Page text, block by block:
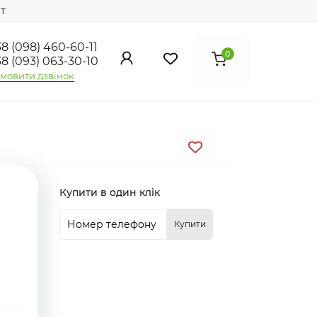
(098) 460-60-11
(093) 063-30-10
дзвінок
0
Купити в один клік
Купити